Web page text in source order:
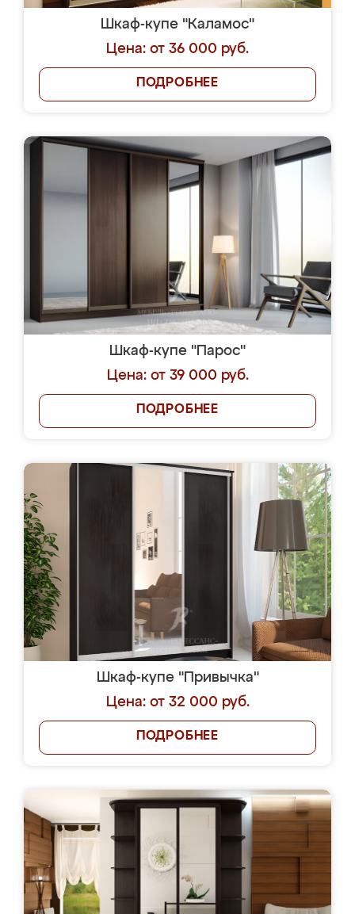
Шкаф-купе "Каламос"
Цена: от 36 000 руб.
ПОДРОБНЕЕ
Шкаф-купе "Парос"
Цена: от 39 000 руб.
ПОДРОБНЕЕ
Шкаф-купе "Привычка"
Цена: от 32 000 руб.
ПОДРОБНЕЕ